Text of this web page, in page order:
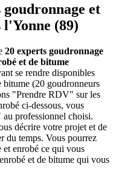
goudronnage et
(89)
20 experts goudronnage
et de bitume
se rendre disponibles
bitume (20 goudronneurs
"Prendre RDV" sur les
ci-dessous, vous
professionnel choisi.
décrire votre projet et de
du temps. Vous pourrez
enrobé ce qui vous
et de bitume qui vous